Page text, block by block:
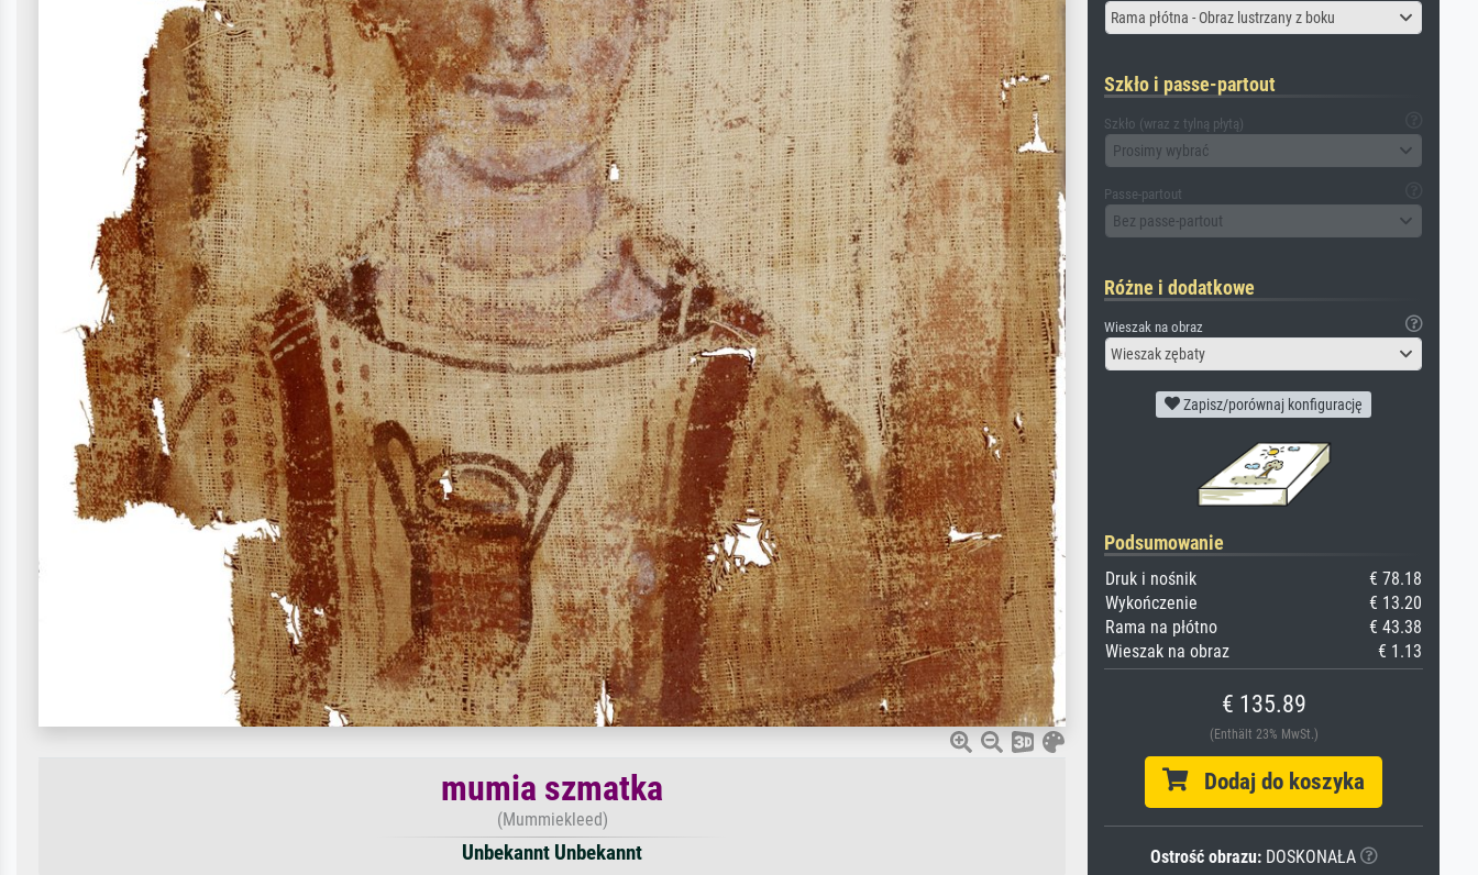
mumia szmatka
(Mummiekleed)
Unbekannt Unbekannt
Rama płótna - Obraz lustrzany z boku
Szkło i passe-partout
Szkło (wraz z tylną płytą)
Prosimy wybrać
Passe-partout
Bez passe-partout
Różne i dodatkowe
Wieszak na obraz
Wieszak zębaty
Zapisz/porównaj konfigurację
Podsumowanie
Druk i nośnik
€ 78.18
Wykończenie
€ 13.20
Rama na płótno
€ 43.38
Wieszak na obraz
€ 1.13
€ 135.89
(Enthält 23% MwSt.)
Dodaj do koszyka
Ostrość obrazu:DOSKONAŁA